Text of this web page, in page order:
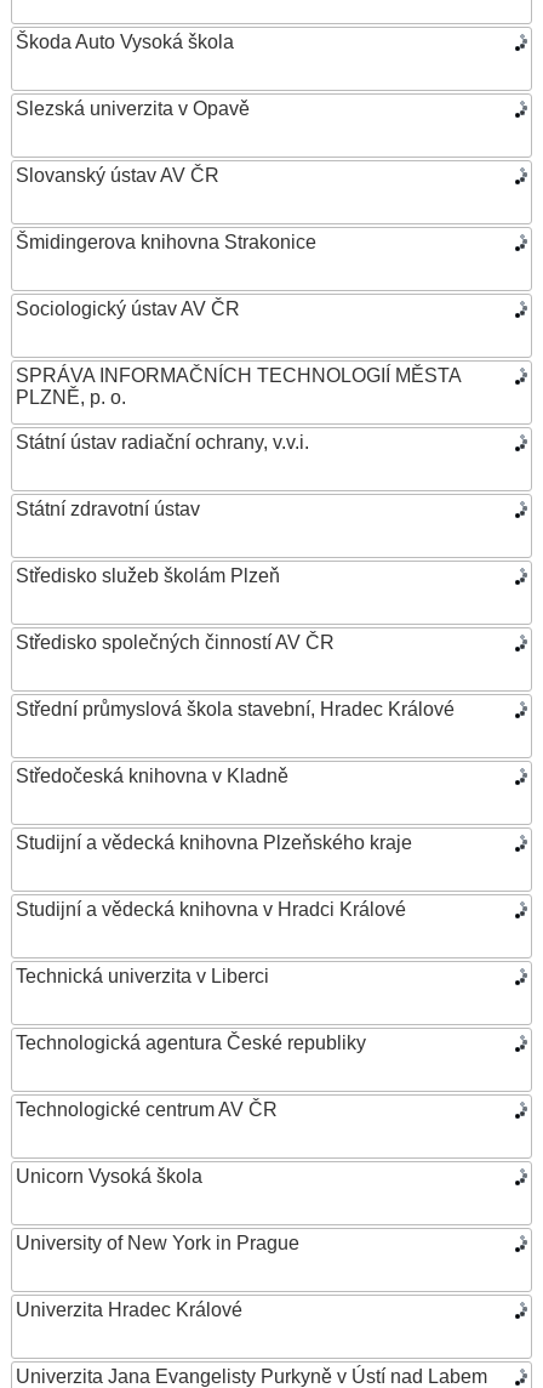
Škoda Auto Vysoká škola
Slezská univerzita v Opavě
Slovanský ústav AV ČR
Šmidingerova knihovna Strakonice
Sociologický ústav AV ČR
SPRÁVA INFORMAČNÍCH TECHNOLOGIÍ MĚSTA
PLZNĚ, p. o.
Státní ústav radiační ochrany, v.v.i.
Státní zdravotní ústav
Středisko služeb školám Plzeň
Středisko společných činností AV ČR
Střední průmyslová škola stavební, Hradec Králové
Středočeská knihovna v Kladně
Studijní a vědecká knihovna Plzeňského kraje
Studijní a vědecká knihovna v Hradci Králové
Technická univerzita v Liberci
Technologická agentura České republiky
Technologické centrum AV ČR
Unicorn Vysoká škola
University of New York in Prague
Univerzita Hradec Králové
Univerzita Jana Evangelisty Purkyně v Ústí nad Labem